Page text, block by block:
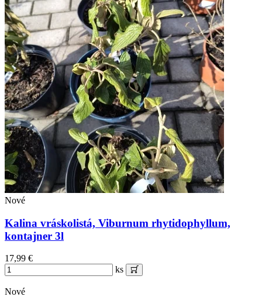
Nové
Kalina vráskolistá, Viburnum rhytidophyllum,
kontajner 3l
17,99 €
ks
Nové